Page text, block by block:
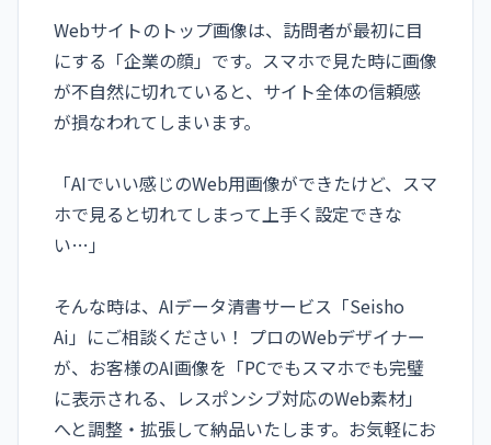
Webサイトのトップ画像は、訪問者が最初に目
にする「企業の顔」です。スマホで見た時に画像
が不自然に切れていると、サイト全体の信頼感
が損なわれてしまいます。
「AIでいい感じのWeb用画像ができたけど、スマ
ホで見ると切れてしまって上手く設定できな
い…」
そんな時は、AIデータ清書サービス「Seisho
Ai」にご相談ください！ プロのWebデザイナー
が、お客様のAI画像を「PCでもスマホでも完璧
に表示される、レスポンシブ対応のWeb素材」
へと調整・拡張して納品いたします。お気軽にお